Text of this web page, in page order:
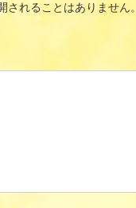
されることはありません。